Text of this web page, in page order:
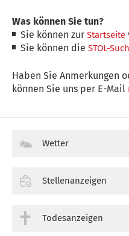
Was können Sie tun?
Sie können zurStartseite
Sie können dieSTOL-
Haben Sie Anmerkungen
können Sie uns per E-Mail
Wetter
Stellenanzeigen
Todesanzeigen